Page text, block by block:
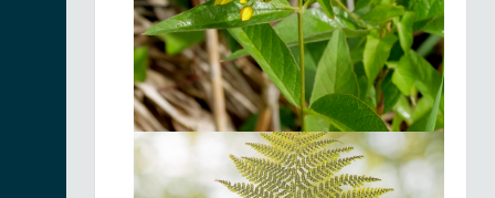
Fiche espèce
Faux orchis blanc |
Pseudorchis albida
26/06/2026
Fiche espèce
Vératre blanc |
Veratrum album
25/06/2026